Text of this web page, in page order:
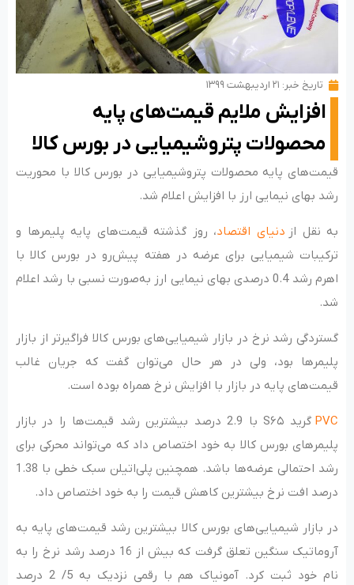
تاریخ خبر: ۲۱ اردیبهشت ۱۳۹۹
افزایش ملایم قیمت‌های پایه
محصولات پتروشیمیایی در بورس کالا
قیمت‌های پایه محصولات پتروشیمیایی در بورس کالا با محوریت
رشد بهای نیمایی ارز با افزایش اعلام شد.
به نقل از دنیای اقتصاد، روز گذشته قیمت‌های پایه پلیمرها و
ترکیبات شیمیایی برای عرضه در هفته پیش‌رو در بورس کالا با
اهرم رشد 0.4 درصدی بهای نیمایی ارز به‌صورت نسبی با رشد اعلام
شد.
گستردگی رشد نرخ در بازار شیمیایی‌های بورس کالا فراگیرتر از بازار
پلیمرها بود، ولی در هر حال می‌توان گفت که جریان غالب
قیمت‌های پایه در بازار با افزایش نرخ همراه بوده است.
PVC
گرید S۶۵ با 2.9 درصد بیشترین رشد قیمت‌ها را در بازار
پلیمرهای بورس کالا به خود اختصاص داد که می‌تواند محرکی برای
رشد احتمالی عرضه‌ها باشد. همچنین پلی‌اتیلن سبک خطی با 1.38
درصد افت نرخ بیشترین کاهش قیمت را به خود اختصاص داد.
در بازار شیمیایی‌های بورس کالا بیشترین رشد قیمت‌های پایه به
آروماتیک سنگین تعلق گرفت که بیش از 16 درصد رشد نرخ را به
نام خود ثبت کرد. آمونیاک هم با رقمی نزدیک به 5/ 2 درصد